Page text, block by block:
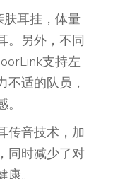
肤耳挂，体量
。另外，不同
支持左
适的队员，
传音技术，加
同时减少了对
。